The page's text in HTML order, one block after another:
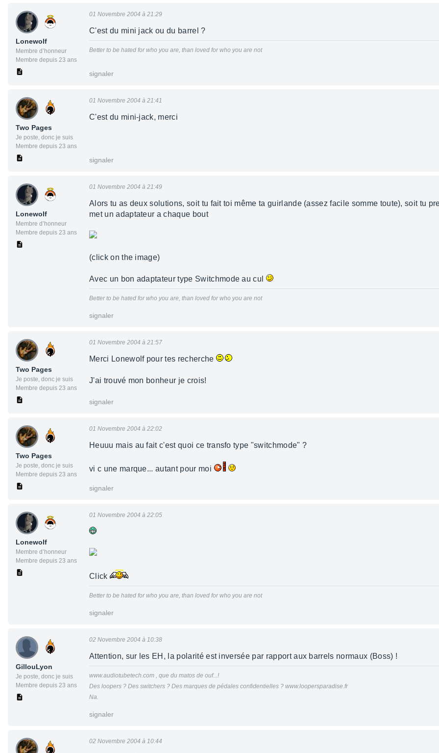
Lonewolf
Membre d’honneur
Membre depuis 23 ans
01 Novembre 2004 à 21:29
C'est du mini jack ou du barrel ?
Better to be hated for who you are, than loved for who you are not
signaler
Two Pages
Je poste, donc je suis
Membre depuis 23 ans
01 Novembre 2004 à 21:41
C'est du mini-jack, merci
signaler
Lonewolf
Membre d’honneur
Membre depuis 23 ans
01 Novembre 2004 à 21:49
Alors tu as deux solutions, soit tu fait toi même ta guirlande (assez facile somme toute), soit tu
met un adaptateur a chaque bout
(click on the image)
Avec un bon adaptateur type Switchmode au cul
Better to be hated for who you are, than loved for who you are not
signaler
Two Pages
Je poste, donc je suis
Membre depuis 23 ans
01 Novembre 2004 à 21:57
Merci Lonewolf pour tes recherche
J'ai trouvé mon bonheur je crois!
signaler
Two Pages
Je poste, donc je suis
Membre depuis 23 ans
01 Novembre 2004 à 22:02
Heuuu mais au fait c'est quoi ce transfo type "switchmode" ?
vi c une marque... autant pour moi
signaler
Lonewolf
Membre d’honneur
Membre depuis 23 ans
01 Novembre 2004 à 22:05
Click
Better to be hated for who you are, than loved for who you are not
signaler
GillouLyon
Je poste, donc je suis
Membre depuis 23 ans
02 Novembre 2004 à 10:38
Attention, sur les EH, la polarité est inversée par rapport aux barrels normaux (Boss) !
www.audiotubetech.com , que du matos de ouf...!
Des loopers ? Des switchers ? Des marques de pédales confidentielles ? www.loopersparadise.fr
Na.
signaler
02 Novembre 2004 à 10:44